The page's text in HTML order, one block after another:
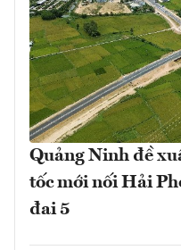
Quảng Ninh đề
tốc mới nối Hải
đai 5